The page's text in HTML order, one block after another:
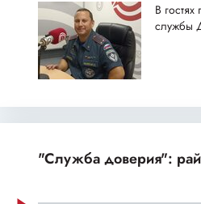
В
службы
"Служба доверия":